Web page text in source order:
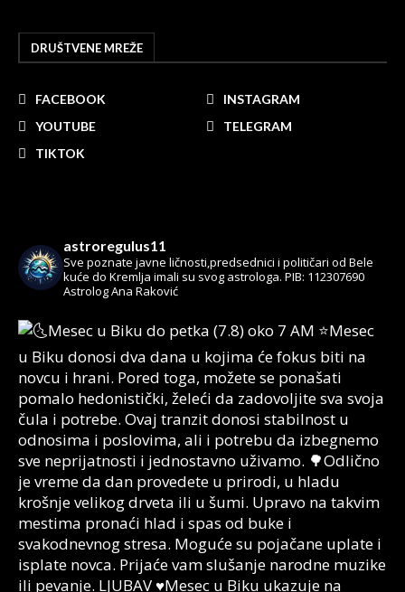
DRUŠTVENE MREŽE
FACEBOOK
INSTAGRAM
YOUTUBE
TELEGRAM
TIKTOK
astroregulus11
Sve poznate javne ličnosti,predsednici i političari od Bele
kuće do Kremlja imali su svog astrologa. PIB: 112307690
Astrolog Ana Raković